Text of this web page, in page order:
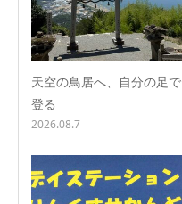
天空の鳥居へ、自分の足で
登る
2026.08.7